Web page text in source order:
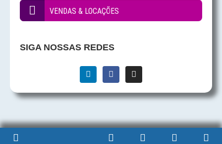
VENDAS & LOCAÇÕES
SIGA NOSSAS REDES